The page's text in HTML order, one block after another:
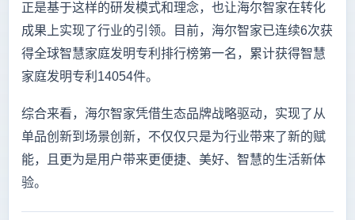
正是基于这样的研发模式和理念，也让海尔智家在转化
成果上实现了行业的引领。目前，海尔智家已连续6次获
得全球智慧家庭发明专利排行榜第一名，累计获得智慧
家庭发明专利14054件。
综合来看，海尔智家凭借生态品牌战略驱动，实现了从
单品创新到场景创新，不仅仅只是为行业带来了新的赋
能，且更为是用户带来更便捷、美好、智慧的生活新体
验。